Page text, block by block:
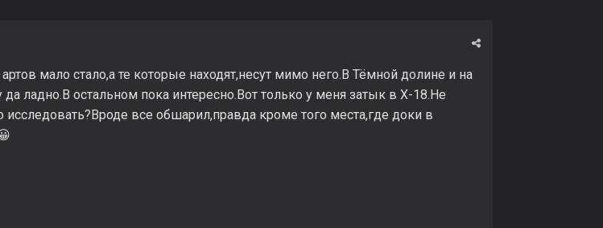
мало стало,а те которые находят,несут мимо него.В Тёмной долине и на
да ладно.В остальном пока интересно.Вот только у меня затык в Х-18.Не
исследовать?Вроде все обшарил,правда кроме того места,где доки в